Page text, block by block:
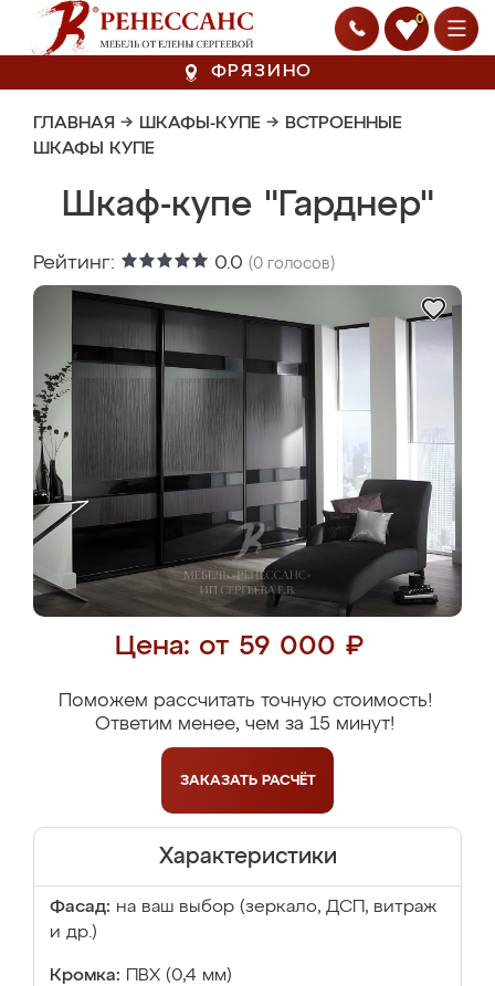
0
ФРЯЗИНО
ГЛАВНАЯ → ШКАФЫ-КУПЕ → ВСТРОЕННЫЕ
ШКАФЫ КУПЕ
Шкаф-купе "Гарднер"
Рейтинг: 0.0 (0 голосов)
Цена: от 59 000 ₽
Поможем рассчитать точную стоимость!
Ответим менее, чем за 15 минут!
ЗАКАЗАТЬ РАСЧЁТ
Характеристики
Фасад: на ваш выбор (зеркало, ДСП, витраж
и др.)
Кромка: ПВХ (0,4 мм)